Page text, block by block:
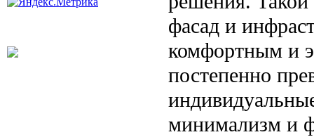
фасад и
комфортным и
постепенно
минимализм и